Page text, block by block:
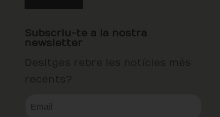
Subscriu-te a la nostra
newsletter